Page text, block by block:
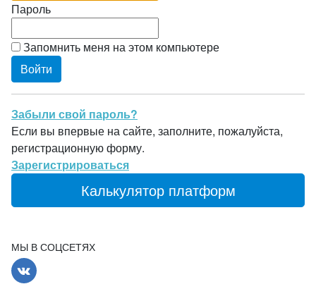
Пароль
Запомнить меня на этом компьютере
Забыли свой пароль?
Если вы впервые на сайте, заполните, пожалуйста,
регистрационную форму.
Зарегистрироваться
Калькулятор платформ
МЫ В СОЦСЕТЯХ